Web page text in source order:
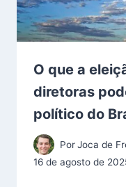
O que a
diretoras
político do
PorJoca de
16 de agosto de